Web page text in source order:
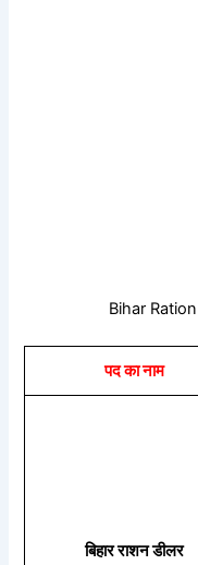
Bihar
पद का नाम
बिहार राशन डीलर